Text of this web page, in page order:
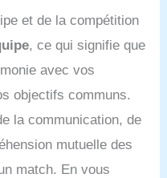
et de la compétition
, ce qui signifie que
avec vos
objectifs communs.
la communication, de
mutuelle des
match. En vous